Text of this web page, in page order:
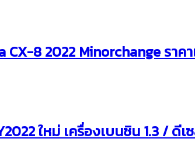
CX-8 2022 Minorchange รา
ใหม่ เครื่องเบนซิน 1.3 / ดี